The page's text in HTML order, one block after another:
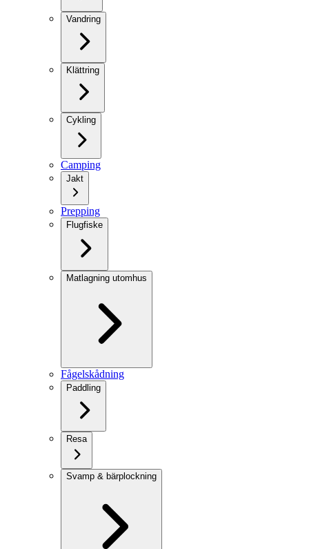
Vandring
Klättring
Cykling
Camping
Jakt
Prepping
Flugfiske
Matlagning utomhus
Fågelskådning
Paddling
Resa
Svamp & bärplockning